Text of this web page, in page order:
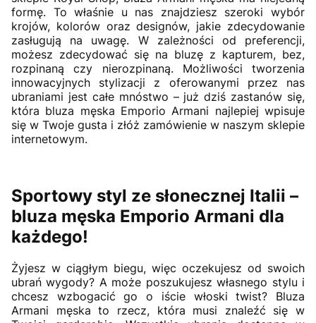
formę. To właśnie u nas znajdziesz szeroki wybór
krojów, kolorów oraz designów, jakie zdecydowanie
zasługują na uwagę. W zależności od preferencji,
możesz zdecydować się na bluzę z kapturem, bez,
rozpinaną czy nierozpinaną. Możliwości tworzenia
innowacyjnych stylizacji z oferowanymi przez nas
ubraniami jest całe mnóstwo – już dziś zastanów się,
która bluza męska Emporio Armani najlepiej wpisuje
się w Twoje gusta i złóż zamówienie w naszym sklepie
internetowym.
Sportowy styl ze słonecznej Italii –
bluza męska Emporio Armani dla
każdego!
Żyjesz w ciągłym biegu, więc oczekujesz od swoich
ubrań wygody? A może poszukujesz własnego stylu i
chcesz wzbogacić go o iście włoski twist? Bluza
Armani męska to rzecz, która musi znaleźć się w